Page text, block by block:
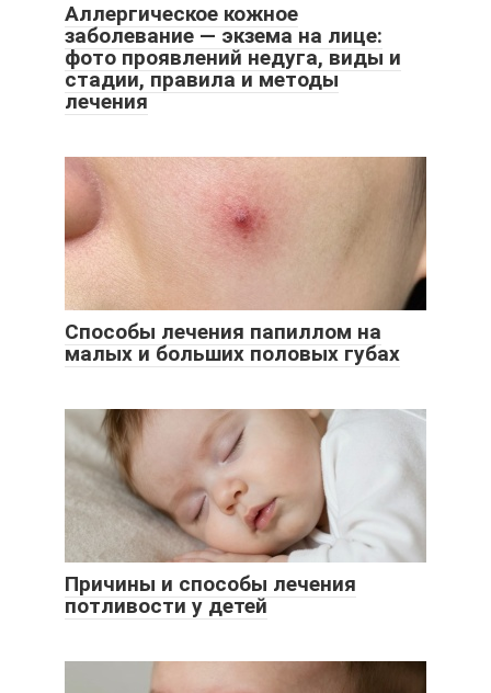
Аллергическое кожное
заболевание — экзема на лице:
фото проявлений недуга, виды и
стадии, правила и методы
лечения
Способы лечения папиллом на
малых и больших половых губах
Причины и способы лечения
потливости у детей